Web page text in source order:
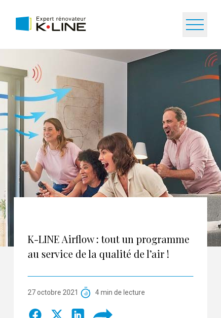
K-LINE Airflow : tout un programme
au service de la qualité de l’air !
27 octobre 2021 4 min de lecture